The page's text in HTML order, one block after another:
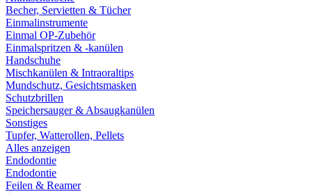
Becher, Servietten & Tücher
Einmalinstrumente
Einmal OP-Zubehör
Einmalspritzen & -kanülen
Handschuhe
Mischkanülen & Intraoraltips
Mundschutz, Gesichtsmasken
Schutzbrillen
Speichersauger & Absaugkanülen
Sonstiges
Tupfer, Watterollen, Pellets
Alles anzeigen
Endodontie
Endodontie
Feilen & Reamer